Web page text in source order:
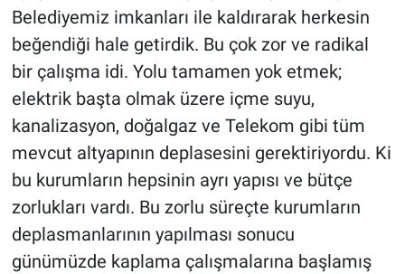
Belediyemiz imkanları ile kaldırarak herkesin
beğendiği hale getirdik. Bu çok zor ve radikal
bir çalışma idi. Yolu tamamen yok etmek;
elektrik başta olmak üzere içme suyu,
kanalizasyon, doğalgaz ve Telekom gibi tüm
mevcut altyapının deplasesini gerektiriyordu. Ki
bu kurumların hepsinin ayrı yapısı ve bütçe
zorlukları vardı. Bu zorlu süreçte kurumların
deplasmanlarının yapılması sonucu
günümüzde kaplama çalışmalarına başlamış